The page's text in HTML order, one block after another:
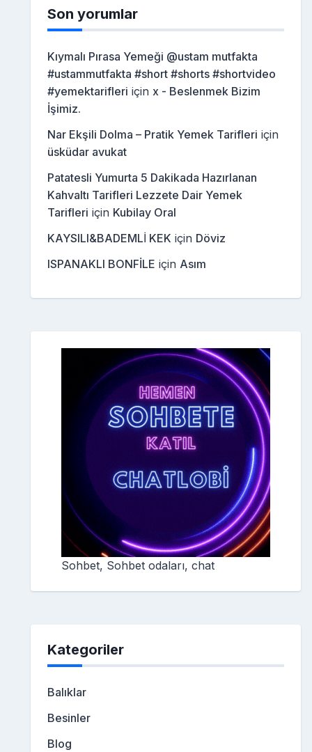
Son yorumlar
Kıymalı Pırasa Yemeği @ustam mutfakta
#ustammutfakta #short #shorts #shortvideo
#yemektarifleri için x - Beslenmek Bizim
İşimiz.
Nar Ekşili Dolma – Pratik Yemek Tarifleri için
üsküdar avukat
Patatesli Yumurta 5 Dakikada Hazırlanan
Kahvaltı Tarifleri Lezzete Dair Yemek
Tarifleri için Kubilay Oral
KAYSILI&BADEMLİ KEK için Döviz
ISPANAKLI BONFİLE için Asım
Sohbet, Sohbet odaları, chat
Kategoriler
Balıklar
Besinler
Blog